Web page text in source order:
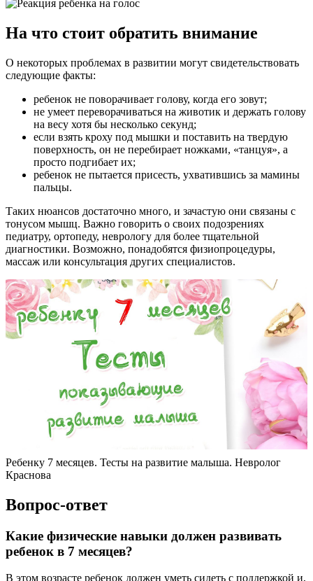
На что стоит обратить внимание
О некоторых проблемах в развитии могут свидетельствовать
следующие факты:
ребенок не поворачивает голову, когда его зовут;
не умеет переворачиваться на животик и держать голову
на весу хотя бы несколько секунд;
если взять кроху под мышки и поставить на твердую
поверхность, он не перебирает ножками, «танцуя», а
просто подгибает их;
ребенок не пытается присесть, ухватившись за мамины
пальцы.
Таких нюансов достаточно много, и зачастую они связаны с
тонусом мышц. Важно говорить о своих подозрениях
педиатру, ортопеду, неврологу для более тщательной
диагностики. Возможно, понадобятся физиопроцедуры,
массаж или консультация других специалистов.
Ребенку 7 месяцев. Тесты на развитие малыша. Невролог
Краснова
Вопрос-ответ
Какие физические навыки должен развивать
ребенок в 7 месяцев?
В этом возрасте ребенок должен уметь сидеть с поддержкой и,